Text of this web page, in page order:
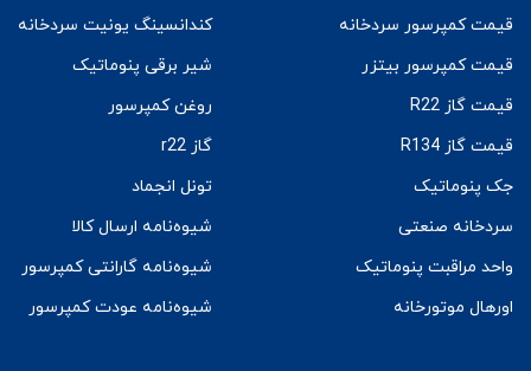
قیمت کمپرسور سردخانه
قیمت کمپرسور بیتزر
قیمت گاز R22
قیمت گاز R134
جک پنوماتیک
سردخانه صنعتی
واحد مراقبت پنوماتیک
اورهال موتورخانه
کندانسینگ یونیت سردخانه
شیر برقی پنوماتیک
روغن کمپرسور
گاز r22
تونل انجماد
شیوه‌نامه ارسال کالا
شیوه‌نامه گارانتی کمپرسور
شیوه‌نامه عودت کمپرسور